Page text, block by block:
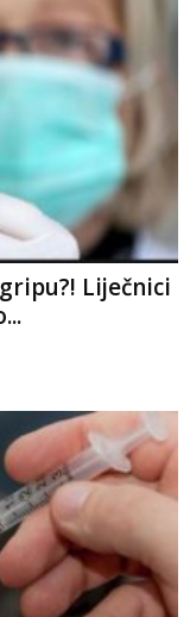
Liječnici